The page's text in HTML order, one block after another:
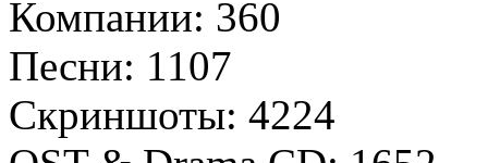
Компании: 360
Песни: 1107
Скриншоты: 4224